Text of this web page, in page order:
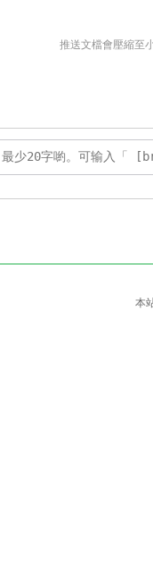
推送文檔會壓縮至
本